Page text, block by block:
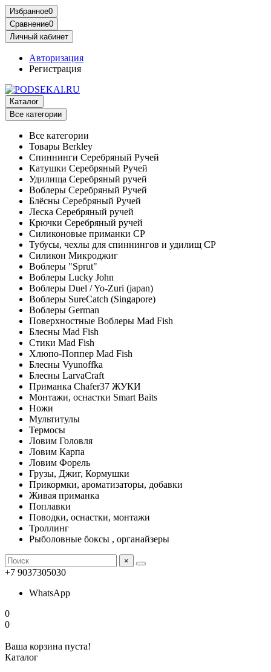
Избранное0
Сравнение0
Личный кабинет
Авторизация
Регистрация
Каталог
Все категории
Все категории
Товары Berkley
Спиннинги Серебряный Ручей
Катушки Серебряный Ручей
Удилища Серебряный ручей
Воблеры Серебряный Ручей
Блёсны Серебряный Ручей
Леска Серебряный ручей
Крючки Серебряный ручей
Силиконовые приманки СР
Тубусы, чехлы для спиннингов и удилищ СР
Силикон Микроджиг
Воблеры "Sprut"
Воблеры Lucky John
Воблеры Duel / Yo-Zuri (japan)
Воблеры SureCatch (Singapore)
Воблеры German
Поверхностные Воблеры Mad Fish
Блесны Mad Fish
Стики Mad Fish
Хлюпо-Поппер Mad Fish
Блесны Vyunoffka
Блесны LarvaCraft
Приманка Chafer37 ЖУКИ
Монтажи, оснастки Smart Baits
Ножи
Мультитулы
Термосы
Ловим Головля
Ловим Карпа
Ловим Форель
Грузы, Джиг, Кормушки
Прикормки, ароматизаторы, добавки
Живая приманка
Поплавки
Поводки, оснастки, монтажи
Троллинг
Рыболовные боксы , органайзеры
×
+7 9037305030
WhatsApp
0
0
Ваша корзина пуста!
Каталог